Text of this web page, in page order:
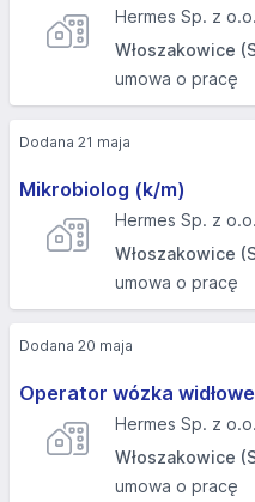
Hermes Sp. z o.o.
Włoszakowice
umowa o pracę
Mikrobiolog (k/m)
Hermes Sp. z o.o.
Włoszakowice
umowa o pracę
Dodana 21 maja
Operator wózka
Hermes Sp. z o.o.
Włoszakowice
umowa o pracę
Dodana 20 maja